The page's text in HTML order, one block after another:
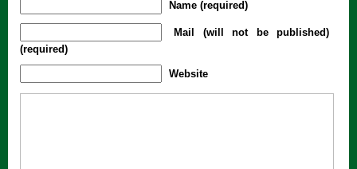
Name (required)
Mail (will not be published)
(required)
Website